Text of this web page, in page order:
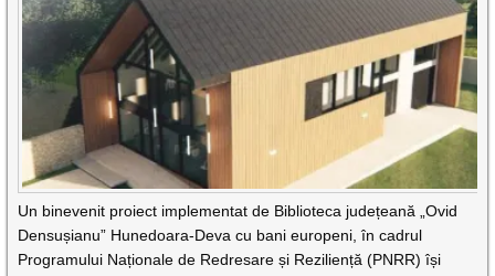
Un binevenit proiect implementat de Biblioteca județeană „Ovid
Densușianu” Hunedoara-Deva cu bani europeni, în cadrul
Programului Naționale de Redresare și Reziliență (PNRR) își